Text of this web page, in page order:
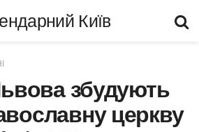
Київ
збудують
церкву